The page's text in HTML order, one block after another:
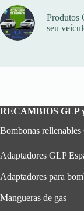
Produtos
seu
RECAMBIOS GLP
Bombonas
Adaptadores GLP
Adaptadores para
Mangueras de gas